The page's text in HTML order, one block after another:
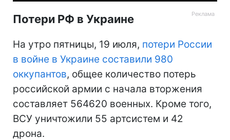
Потери РФ в Украине
На утро пятницы, 19 июля, потери России
в войне в Украине составили 980
оккупантов, общее количество потерь
российской армии с начала вторжения
составляет 564620 военных. Кроме того,
ВСУ уничтожили 55 артсистем и 42
дрона.